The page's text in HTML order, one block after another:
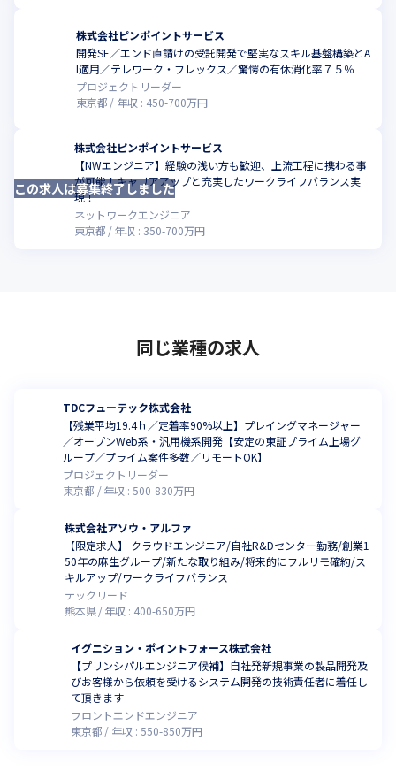
株式会社ピンポイントサービス
開発SE／エンド直請けの受託開発で堅実なスキル基盤構築とA
I適用／テレワーク・フレックス／驚愕の有休消化率７５％
プロジェクトリーダー
東京都
年収 : 450-700万円
株式会社ピンポイントサービス
【NWエンジニア】経験の浅い方も歓迎、上流工程に携わる事
が可能！キャリアアップと充実したワークライフバランス実
現！
ネットワークエンジニア
東京都
年収 : 350-700万円
この求人は募集終了しました
同じ業種の求人
TDCフューテック株式会社
【残業平均19.4ｈ／定着率90%以上】プレイングマネージャー
／オープンWeb系・汎用機系開発【安定の東証プライム上場グ
ループ／プライム案件多数／リモートOK】
プロジェクトリーダー
東京都
年収 : 500-830万円
株式会社アソウ・アルファ
【限定求人】 クラウドエンジニア/自社R&Dセンター勤務/創業1
50年の麻生グループ/新たな取り組み/将来的にフルリモ確約/ス
キルアップ/ワークライフバランス
テックリード
熊本県
年収 : 400-650万円
イグニション・ポイントフォース株式会社
【プリンシパルエンジニア候補】自社発新規事業の製品開発及
びお客様から依頼を受けるシステム開発の技術責任者に着任し
て頂きます
フロントエンドエンジニア
東京都
年収 : 550-850万円